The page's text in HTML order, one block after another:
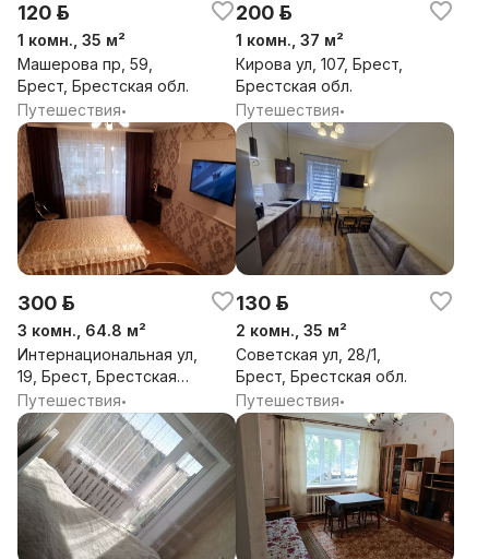
120 р.
1 комн., 35 м²
Машерова пр, 59,
Брест, Брестская обл.
Путешествия•
200 р.
1 комн., 37 м²
Кирова ул, 107, Брест,
Брестская обл.
Путешествия•
300 р.
3 комн., 64.8 м²
Интернациональная ул,
19, Брест, Брестская
обл.
Путешествия•
130 р.
2 комн., 35 м²
Советская ул, 28/1,
Брест, Брестская обл.
Путешествия•